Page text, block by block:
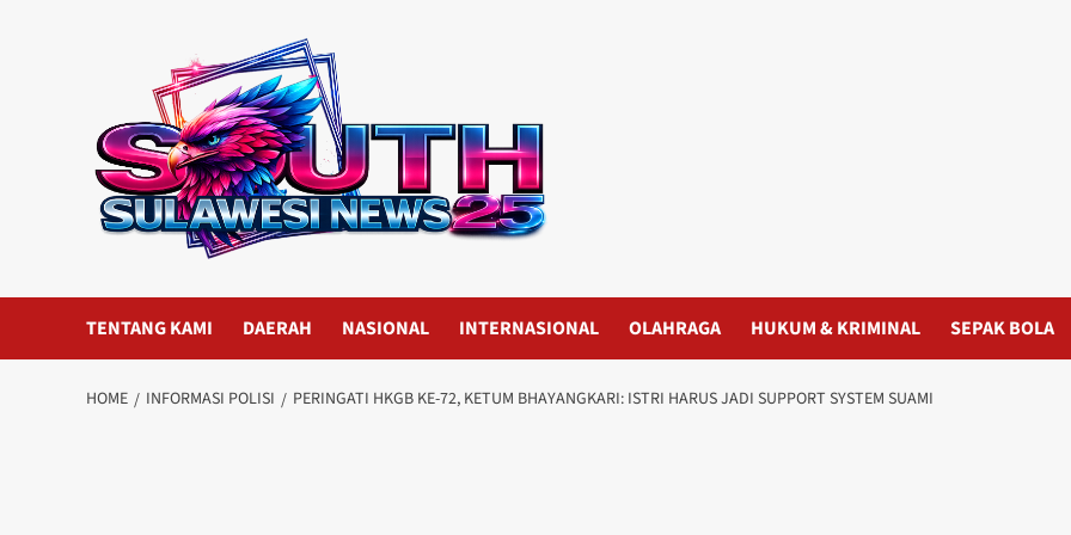
TENTANG KAMI DAERAH NASIONAL INTERNASIONAL OLAHRAGA HUKUM & KRIMINAL SEPAK BOLA
HOME INFORMASI POLISI PERINGATI HKGB KE-72, KETUM BHAYANGKARI: ISTRI HARUS JADI SUPPORT SYSTEM SUAMI